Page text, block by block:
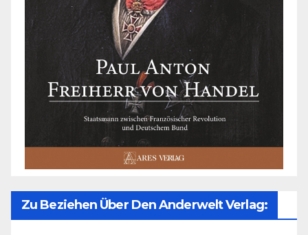
Zu Beziehen Über Den Anderwelt Verlag: